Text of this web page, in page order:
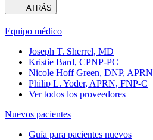
ATRÁS
Equipo médico
Joseph T. Sherrel, MD
Kristie Bard, CPNP-PC
Nicole Hoff Green, DNP, APRN
Philip L. Yoder, APRN, FNP-C
Ver todos los proveedores
Nuevos pacientes
Guía para pacientes nuevos